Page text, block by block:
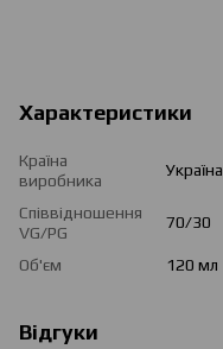
Характеристики
Країна
виробника
Україна
Співвідношення
VG/PG
70/30
Об'єм 120 мл
Відгуки